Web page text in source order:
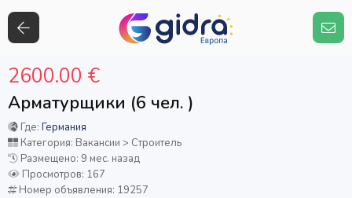
Арматурщики (6 чел. )
2600.00 €
Где: Германия
Категория: Вакансии > Строитель
Размещено: 9 мес. назад
Просмотров: 167
Номер объявления: 19257